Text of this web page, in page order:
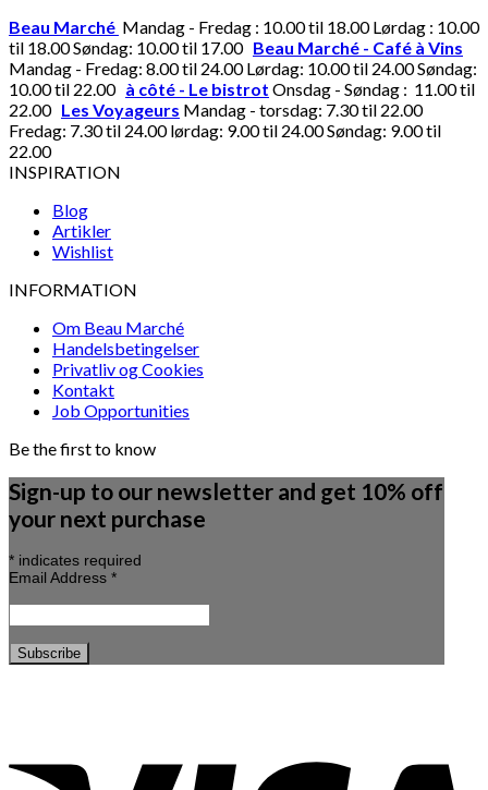
Beau Marché Mandag - Fredag : 10.00 til 18.00 Lørdag : 10.00
til 18.00 Søndag: 10.00 til 17.00 Beau Marché - Café à Vins
Mandag - Fredag: 8.00 til 24.00 Lørdag: 10.00 til 24.00 Søndag:
10.00 til 22.00 à côté - Le bistrot Onsdag - Søndag : 11.00 til
22.00 Les Voyageurs Mandag - torsdag: 7.30 til 22.00
Fredag: 7.30 til 24.00 lørdag: 9.00 til 24.00 Søndag: 9.00 til
22.00
INSPIRATION
Blog
Artikler
Wishlist
INFORMATION
Om Beau Marché
Handelsbetingelser
Privatliv og Cookies
Kontakt
Job Opportunities
Be the first to know
Sign-up to our newsletter and get 10% off
your next purchase
* indicates required
Email Address *